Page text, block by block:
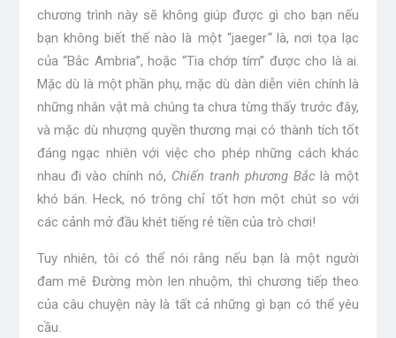
chương trình này sẽ không giúp được gì cho bạn nếu
bạn không biết thế nào là một “jaeger“là, nơi tọa lạc
của “Bắc Ambria”, hoặc “Tia chớp tím” được cho là ai.
Mặc dù là một phần phụ, mặc dù dàn diễn viên chính là
những nhân vật mà chúng ta chưa từng thấy trước đây,
và mặc dù nhượng quyền thương mại có thành tích tốt
đáng ngạc nhiên với việc cho phép những cách khác
nhau đi vào chính nó, Chiến tranh phương Bắc là một
khó bán. Heck, nó trông chỉ tốt hơn một chút so với
các cảnh mở đầu khét tiếng rẻ tiền của trò chơi!
Tuy nhiên, tôi có thể nói rằng nếu bạn là một người
đam mê Đường mòn len nhuộm, thì chương tiếp theo
của câu chuyện này là tất cả những gì bạn có thể yêu
cầu.